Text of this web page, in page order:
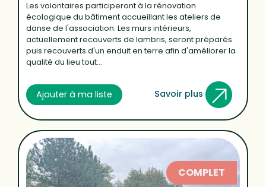
Les volontaires participeront à la rénovation
écologique du bâtiment accueillant les ateliers de
danse de l'association. Les murs intérieurs,
actuellement recouverts de lambris, seront préparés
puis recouverts d'un enduit en terre afin d'améliorer la
qualité du lieu tout...
Ajouter à ma liste Savoir plus
COMPLET